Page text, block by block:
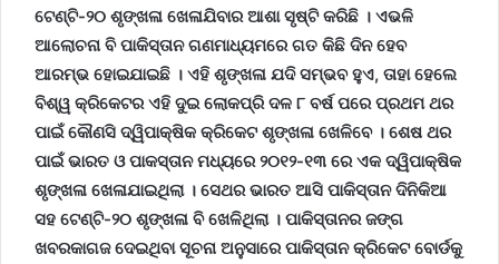
ଟେଣ୍ଟି-୨୦ ଶୃଙ୍ଖଳା ଖେଳାଯିବାର ଆଶା ସୃଷ୍ଟି କରିଛି । ଏଭଳି
ଆଲୋଚନା ବି ପାକିସ୍ତାନ ଗଣମାଧ୍ୟମରେ ଗତ କିଛି ଦିନ ହେବ
ଆରମ୍ଭ ହୋଇଯାଇଛି । ଏହି ଶୃଙ୍ଖଳା ଯଦି ସମ୍ଭବ ହୁଏ, ତାହା ହେଲେ
ବିଶ୍ୱ କ୍ରିକେଟର ଏହି ଦୁଇ ଲୋକପ୍ରି ଦଳ ୮ ବର୍ଷ ପରେ ପ୍ରଥମ ଥର
ପାଇଁ କୌଣସି ଦ୍ୱିପାକ୍ଷିକ କ୍ରିକେଟ ଶୃଙ୍ଖଳା ଖେଳିବେ । ଶେଷ ଥର
ପାଇଁ ଭାରତ ଓ ପାକସ୍ତାନ ମଧ୍ୟରେ ୨୦୧୨-୧୩ ରେ ଏକ ଦ୍ୱିପାକ୍ଷିକ
ଶୃଙ୍ଖଳା ଖେଳାଯାଇଥିଲା । ସେଥର ଭାରତ ଆସି ପାକିସ୍ତାନ ଦିନିକିଆ
ସହ ଟେଣ୍ଟି-୨୦ ଶୃଙ୍ଖଳା ବି ଖେଳିଥିଲା । ପାକିସ୍ତାନର ଜଙ୍ଗ
ଖବରକାଗଜ ଦେଇଥିବା ସୂଚନା ଅନୁସାରେ ପାକିସ୍ତାନ କ୍ରିକେଟ ବୋର୍ଡକୁ